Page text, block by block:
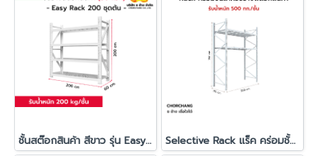
ชั้นสต๊อกสินค้า สีขาว รุ่น Easy Rack 200 Selective Rack แร็ค คร่อมชั้น ชั้นวางสต๊อกสินค้า ปูแผ่นไม้